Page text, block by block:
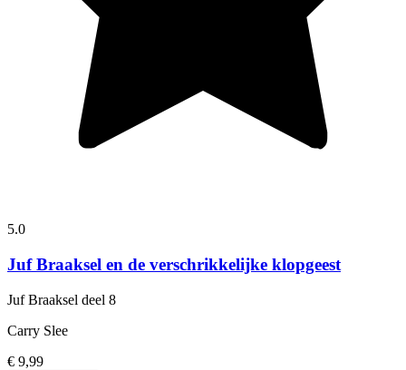
5.0
Juf Braaksel en de verschrikkelijke klopgeest
Juf Braaksel deel 8
Carry Slee
€ 9,99